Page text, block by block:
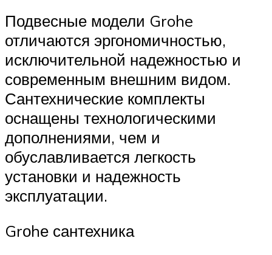
Подвесные модели Grohe
отличаются эргономичностью,
исключительной надежностью и
современным внешним видом.
Сантехнические комплекты
оснащены технологическими
дополнениями, чем и
обуславливается легкость
установки и надежность
эксплуатации.
Grоhе сантехника